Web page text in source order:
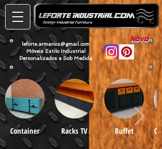
leforte.armarios@gmail.com
Móveis Estilo Industrial
Personalizados e Sob Medida
Novo
Container Racks TV Buffet